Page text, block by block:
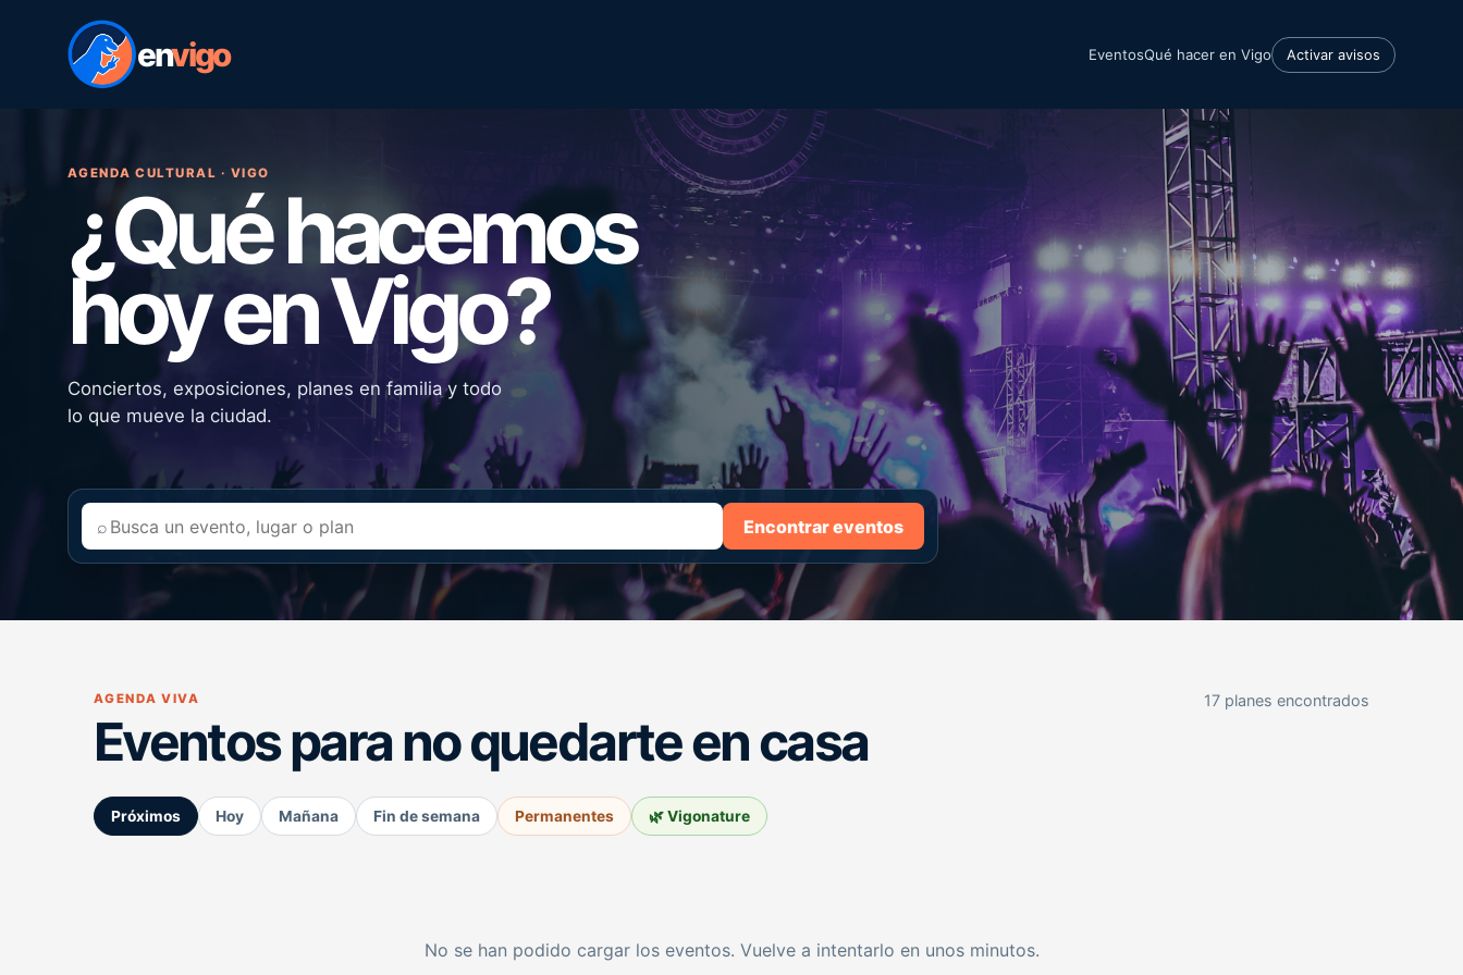
envigo EventosQué hacer en Vigo Activar avisos
AGENDA CULTURAL · VIGO
¿Qué hacemos
hoy en Vigo?
Conciertos, exposiciones, planes en familia y todo
lo que mueve la ciudad.
⌕ Encontrar eventos
AGENDA VIVA
Eventos para no quedarte en casa
17 planes encontrados
Próximos Hoy Mañana Fin de semana Permanentes 🌿 Vigonature
No se han podido cargar los eventos. Vuelve a intentarlo en unos minutos.